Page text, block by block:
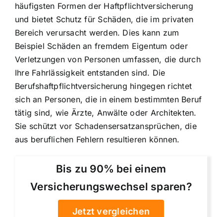
häufigsten Formen der Haftpflichtversicherung
und bietet Schutz für Schäden, die im privaten
Bereich verursacht werden. Dies kann zum
Beispiel Schäden an fremdem Eigentum oder
Verletzungen von Personen umfassen, die durch
Ihre Fahrlässigkeit entstanden sind. Die
Berufshaftpflichtversicherung hingegen richtet
sich an Personen, die in einem bestimmten Beruf
tätig sind, wie Ärzte, Anwälte oder Architekten.
Sie schützt vor Schadensersatzansprüchen, die
aus beruflichen Fehlern resultieren können.
Bis zu 90% bei einem
Versicherungswechsel sparen?
Jetzt vergleichen